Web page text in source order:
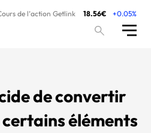
de l’action Getlink 18.56€ +0.05%
de convertir
éléments